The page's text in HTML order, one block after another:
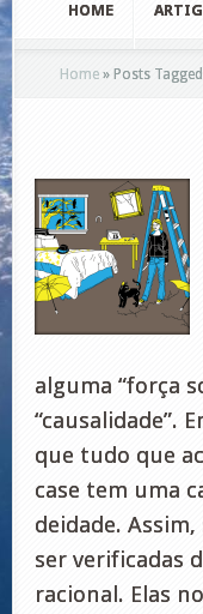
HOME
Home » Posts Tagged
alguma “força
“causalidade”.
que tudo que
case tem uma
deidade.
ser verificadas
racional. Elas